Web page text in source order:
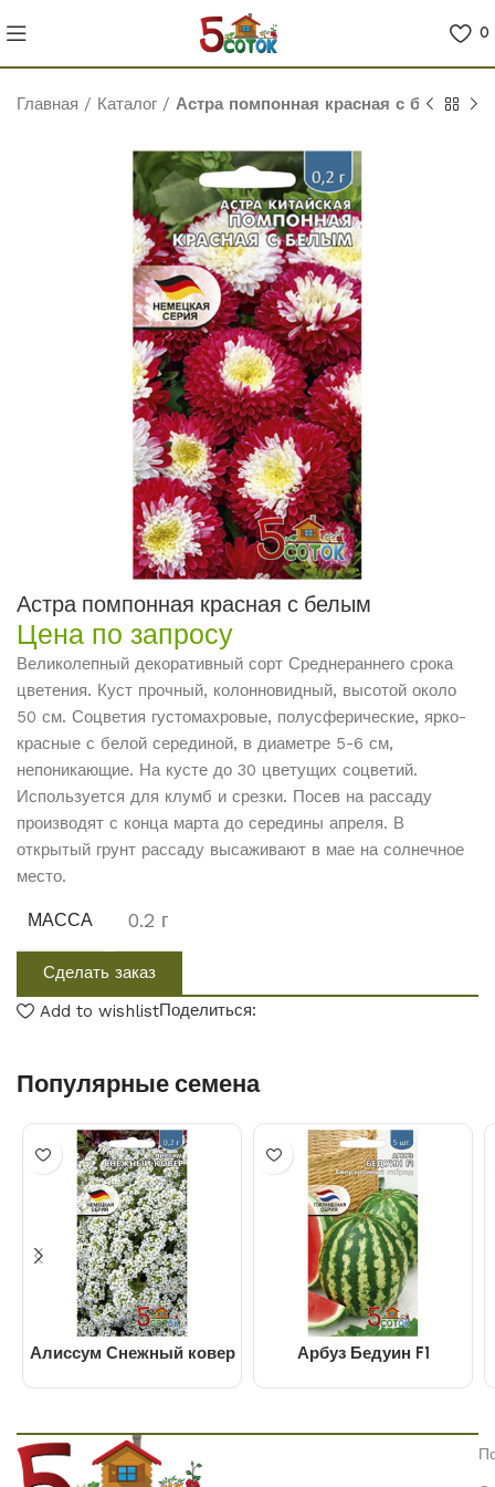
0
Главная / Каталог / Астра помпонная красная с белым
Астра помпонная красная с белым
Цена по запросу
Великолепный декоративный сорт Среднераннего срока
цветения. Куст прочный, колонновидный, высотой около
50 см. Соцветия густомахровые, полусферические, ярко-
красные с белой серединой, в диаметре 5-6 см,
непоникающие. На кусте до 30 цветущих соцветий.
Используется для клумб и срезки. Посев на рассаду
производят с конца марта до середины апреля. В
открытый грунт рассаду высаживают в мае на солнечное
место.
МАССА 0.2 г
Сделать заказ
Add to wishlistПоделиться:
Популярные семена
Алиссум Снежный ковер Арбуз Бедуин F1